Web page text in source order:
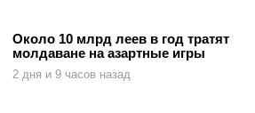
Около 10 млрд леев в год тратят
молдаване на азартные игры
2 дня и 9 часов назад